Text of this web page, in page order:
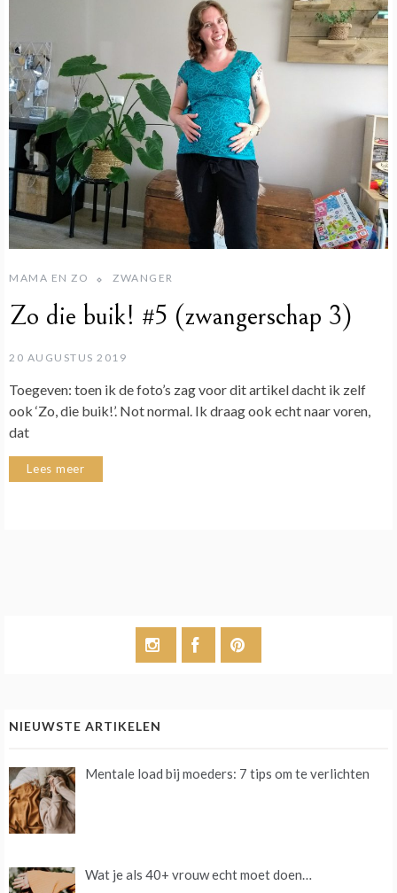
MAMA EN ZO ZWANGER
Zo die buik! #5 (zwangerschap 3)
20 AUGUSTUS 2019
Toegeven: toen ik de foto’s zag voor dit artikel dacht ik zelf
ook ‘Zo, die buik!’. Not normal. Ik draag ook echt naar voren,
dat
Lees meer
NIEUWSTE ARTIKELEN
Mentale load bij moeders: 7 tips om te verlichten
Wat je als 40+ vrouw echt moet doen…